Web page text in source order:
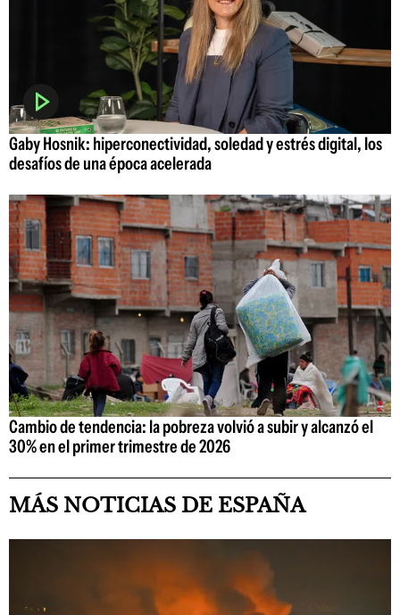
Gaby Hosnik: hiperconectividad, soledad y estrés digital, los
desafíos de una época acelerada
Cambio de tendencia: la pobreza volvió a subir y alcanzó el
30% en el primer trimestre de 2026
MÁS NOTICIAS DE ESPAÑA